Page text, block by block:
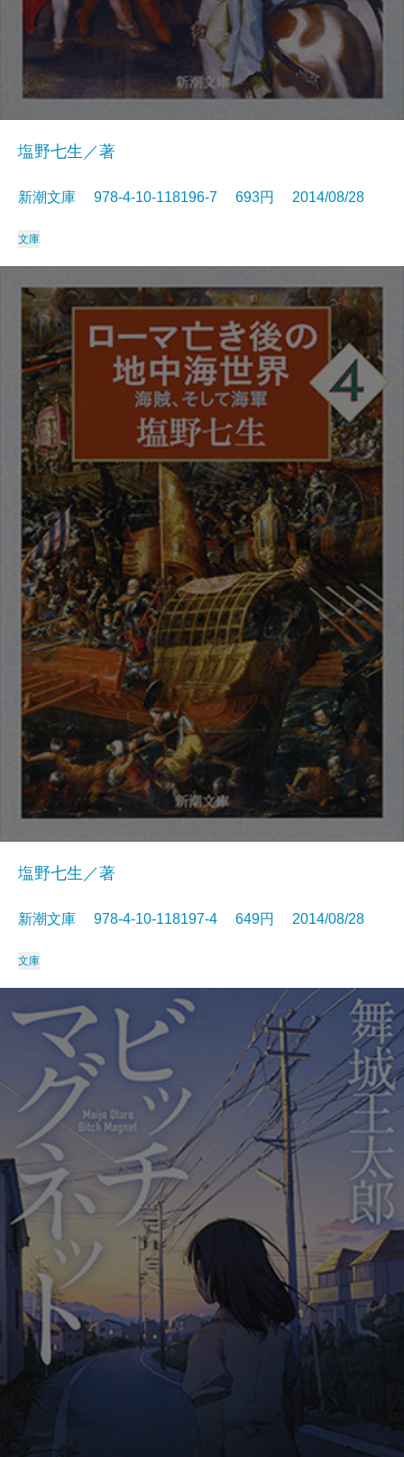
塩野七生／著
新潮文庫 978-4-10-118196-7 693円 2014/08/28
文庫
塩野七生／著
新潮文庫 978-4-10-118197-4 649円 2014/08/28
文庫